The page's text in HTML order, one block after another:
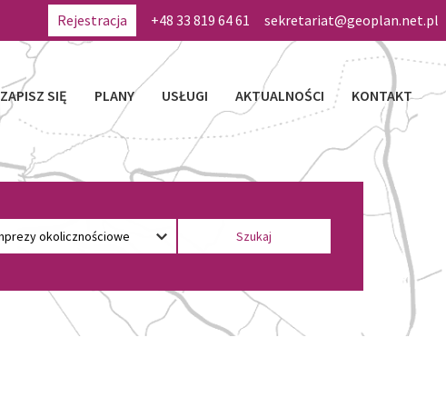
Rejestracja +48 33 819 64 61 sekretariat@geoplan.net.pl
ZAPISZ SIĘ PLANY USŁUGI AKTUALNOŚCI KONTAKT